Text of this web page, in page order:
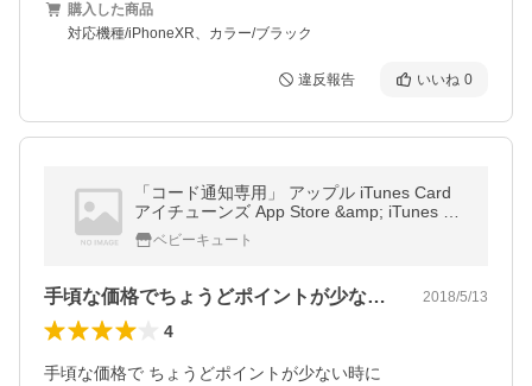
購入した商品
対応機種/iPhoneXR、カラー/ブラック
違反報告 いいね 0
「コード通知専用」 アップル iTunes Card
アイチューンズ App Store &amp; iTunes ギ
フトカード 500 ギフトコード 500円 プリペ
イドカード ポイント消化
ベビーキュート
手頃な価格でちょうどポイントが少ない時… 2018/5/13
4
手頃な価格で ちょうどポイントが少ない時に